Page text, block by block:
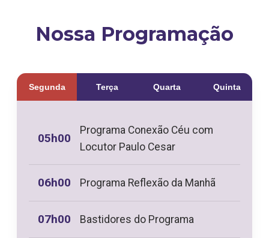
Nossa Programação
Segunda Terça Quarta Quinta
05h00
Programa Conexão Céu com
Locutor Paulo Cesar
06h00 Programa Reflexão da Manhã
07h00 Bastidores do Programa